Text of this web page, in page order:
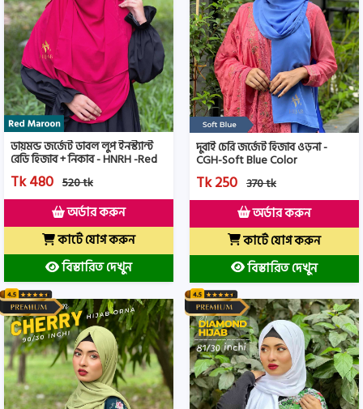
ডায়মন্ড জর্জেট ডাবল লুপ ইনস্ট্যান্ট
রেডি হিজাব + নিকাব - HNRH -Red
Maroon- Color
Tk 480 520 tk
অর্ডার করুন
কার্টে যোগ করুন
বিস্তারিত দেখুন
দুবাই চেরি জর্জেট হিজাব ওড়না -
CGH-Soft Blue Color
Tk 250 370 tk
অর্ডার করুন
কার্টে যোগ করুন
বিস্তারিত দেখুন